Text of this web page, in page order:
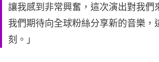
讓我感到非常興奮，這次演出對我們
我們期待向全球粉絲分享新的音樂，
刻。」